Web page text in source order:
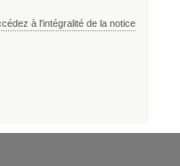
à l'intégralité de la notice